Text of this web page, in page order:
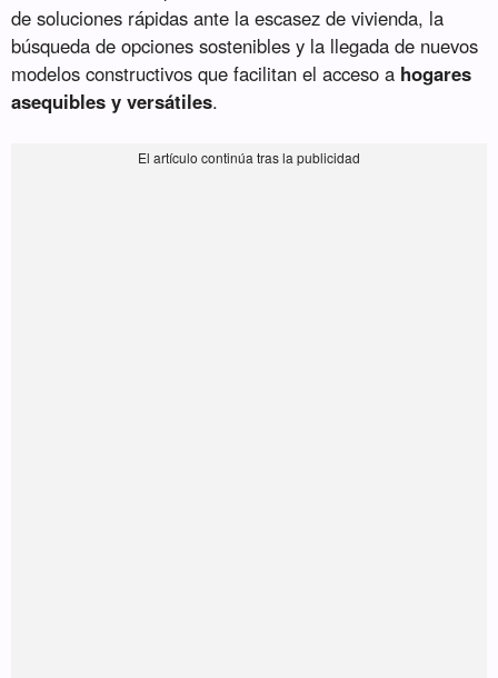
de soluciones rápidas ante la escasez de vivienda, la
búsqueda de opciones sostenibles y la llegada de nuevos
modelos constructivos que facilitan el acceso a hogares
asequibles y versátiles.